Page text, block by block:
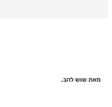
מאת שוש להב.